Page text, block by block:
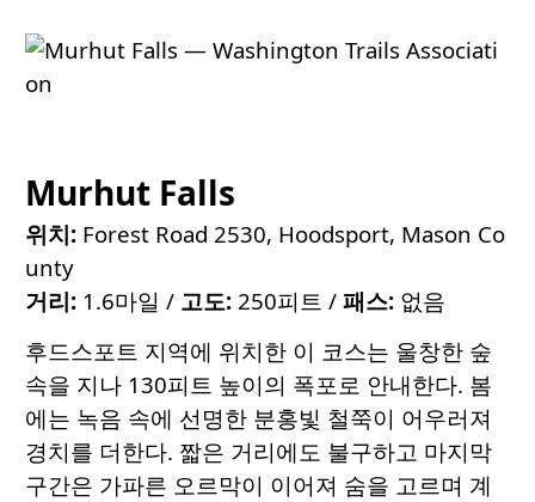
Murhut Falls
위치: Forest Road 2530, Hoodsport, Mason Co
unty
거리: 1.6마일 / 고도: 250피트 / 패스: 없음
후드스포트 지역에 위치한 이 코스는 울창한 숲
속을 지나 130피트 높이의 폭포로 안내한다. 봄
에는 녹음 속에 선명한 분홍빛 철쭉이 어우러져
경치를 더한다. 짧은 거리에도 불구하고 마지막
구간은 가파른 오르막이 이어져 숨을 고르며 계